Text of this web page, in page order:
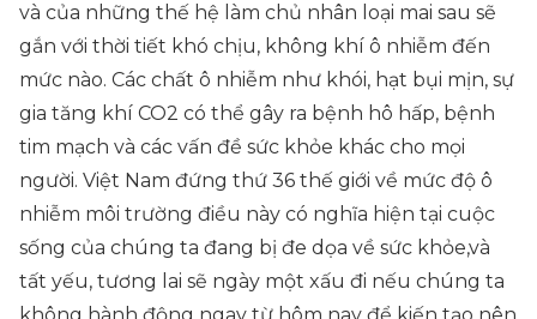
và của những thế hệ làm chủ nhân loại mai sau sẽ
gắn với thời tiết khó chịu, không khí ô nhiễm đến
mức nào. Các chất ô nhiễm như khói, hạt bụi mịn, sự
gia tăng khí CO2 có thể gây ra bệnh hô hấp, bệnh
tim mạch và các vấn đề sức khỏe khác cho mọi
người. Việt Nam đứng thứ 36 thế giới về mức độ ô
nhiễm môi trường điều này có nghĩa hiện tại cuộc
sống của chúng ta đang bị đe dọa về sức khỏe,và
tất yếu, tương lai sẽ ngày một xấu đi nếu chúng ta